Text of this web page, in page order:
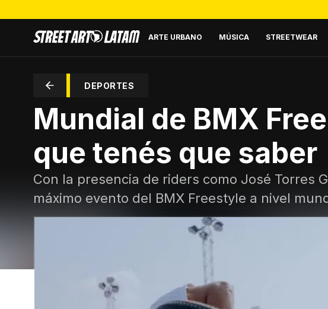
ARTE URBANO MÚSICA STREETWEAR
DEPORTES
Mundial de BMX
que tenés que saber
Con la presencia de riders como José Torres
máximo evento del BMX Freestyle a nivel